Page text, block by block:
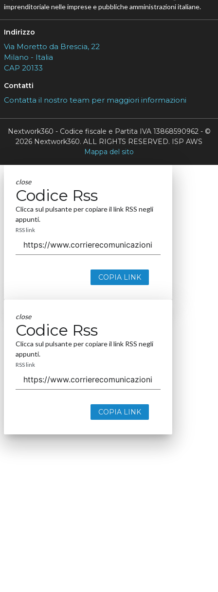
imprenditoriale nelle imprese e pubbliche amministrazioni italiane.
Indirizzo
Via Moretto da Brescia, 22
Milano - Italia
CAP 20133
Contatti
Contatta il nostro team per maggiori informazioni
Nextwork360 - Codice fiscale e Partita IVA 13868590962 - ©
2026 Nextwork360. ALL RIGHTS RESERVED. ISP AWS
Mappa del sito
close
Codice Rss
Clicca sul pulsante per copiare il link RSS negli
appunti.
RSS link
COPIA LINK
close
Codice Rss
Clicca sul pulsante per copiare il link RSS negli
appunti.
RSS link
COPIA LINK